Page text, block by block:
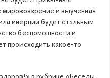
и выученная
инерции будет стальным
беспомощности и
происходить какое-то